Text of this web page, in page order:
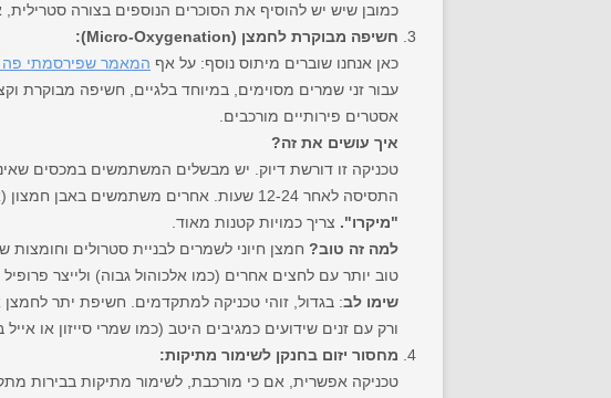
כמובן שיש יש להוסיף את הסוכרים הנוספים בצורה סטרילית,
חשיפה מבוקרת לחמצן (Micro-Oxygenation):
כאן אנחנו שוברים מיתוס נוסף: על אף המאמר שפירסמתי פה
עבור זני שמרים מסוימים, במיוחד בלגיים, חשיפה מבוקרת
אסטרים פירותיים מורכבים.
איך עושים את זה?
טכניקה זו דורשת דיוק. יש מבשלים המשתמשים במכסים
התסיסה לאחר 12-24 שעות. אחרים משתמשים באבן חמצון (אבן אקווריום מנירוסטה ומשאבת אוויר עם פילטר) למשך שניות בודדות. מילת המפתח כאן היא
"מיקרו". צריך כמויות קטנות מאוד.
למה זה טוב? חמצן חיוני לשמרים לבניית סטרולים
טוב יותר עם לחצים אחרים (כמו אלכוהול גבוה) ולייצר פרופיל
שימו לב: בגדול, זוהי טכניקה למתקדמים. חשיפת יתר לחמצן
ורק עם זנים שידועים כמגיבים היטב (כמו שמרי סייזון או אייל
מחסור יזום בחנקן לשימור מתיקות: